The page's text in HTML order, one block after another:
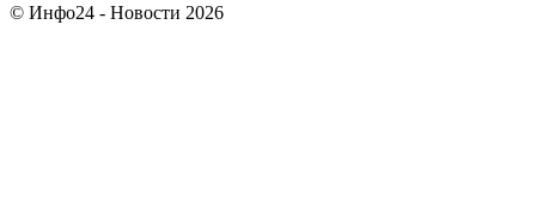
© Инфо24 - Новости 2026